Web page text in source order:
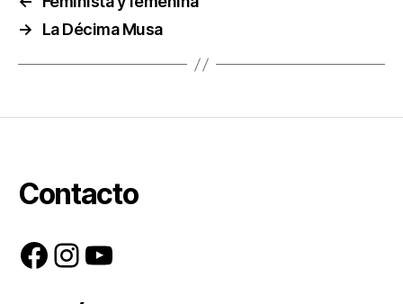
→
La Décima Musa
Contacto
Facebook
Instagram
YouTube